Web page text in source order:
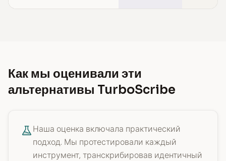
Как мы оценивали эти
альтернативы TurboScribe
Наша оценка включала практический
подход. Мы протестировали каждый
инструмент, транскрибировав идентичный